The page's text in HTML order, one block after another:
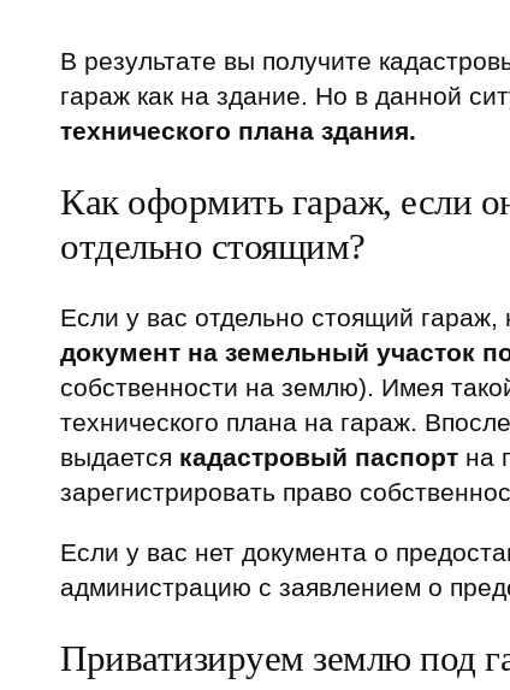
В результате вы получите
гараж как на здание. Но в данной
технического плана здания.
Как оформить гараж, если
отдельно стоящим?
Если у вас отдельно стоящий
документ на земельный участок
собственности на землю). Имея
технического плана на гараж.
выдается кадастровый паспорт на
зарегистрировать право
Если у вас нет документа о
администрацию с заявлением о
Приватизируем землю под